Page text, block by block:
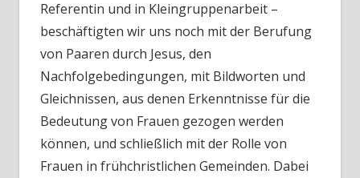
Referentin und in Kleingruppenarbeit –
beschäftigten wir uns noch mit der Berufung
von Paaren durch Jesus, den
Nachfolgebedingungen, mit Bildworten und
Gleichnissen, aus denen Erkenntnisse für die
Bedeutung von Frauen gezogen werden
können, und schließlich mit der Rolle von
Frauen in frühchristlichen Gemeinden. Dabei